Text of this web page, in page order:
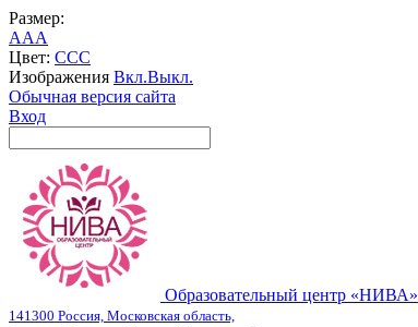
Размер:
AAA
Цвет: CCC
Изображения Вкл.Выкл.
Обычная версия сайта
Вход
Образовательный центр «НИВА»
141300 Россия, Московская область,